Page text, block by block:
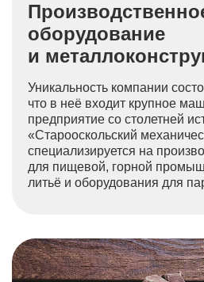
оборудование
и
Уникальность компании
что в неё входит крупное
предприятие со столетней
«Старооскольский
специализируется на
для пищевой, горной
литьё и оборудования для